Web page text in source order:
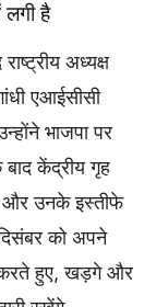
है
अध्यक्ष
एआईसीसी
भाजपा पर
केंद्रीय गृह
और उनके इस्तीफे
को अपने
करते हुए, खड़गे और